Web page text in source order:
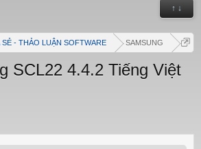
↑ ↓
SẺ - THẢO LUẬN SOFTWARE SAMSUNG
SCL22 4.4.2 Tiếng Việt